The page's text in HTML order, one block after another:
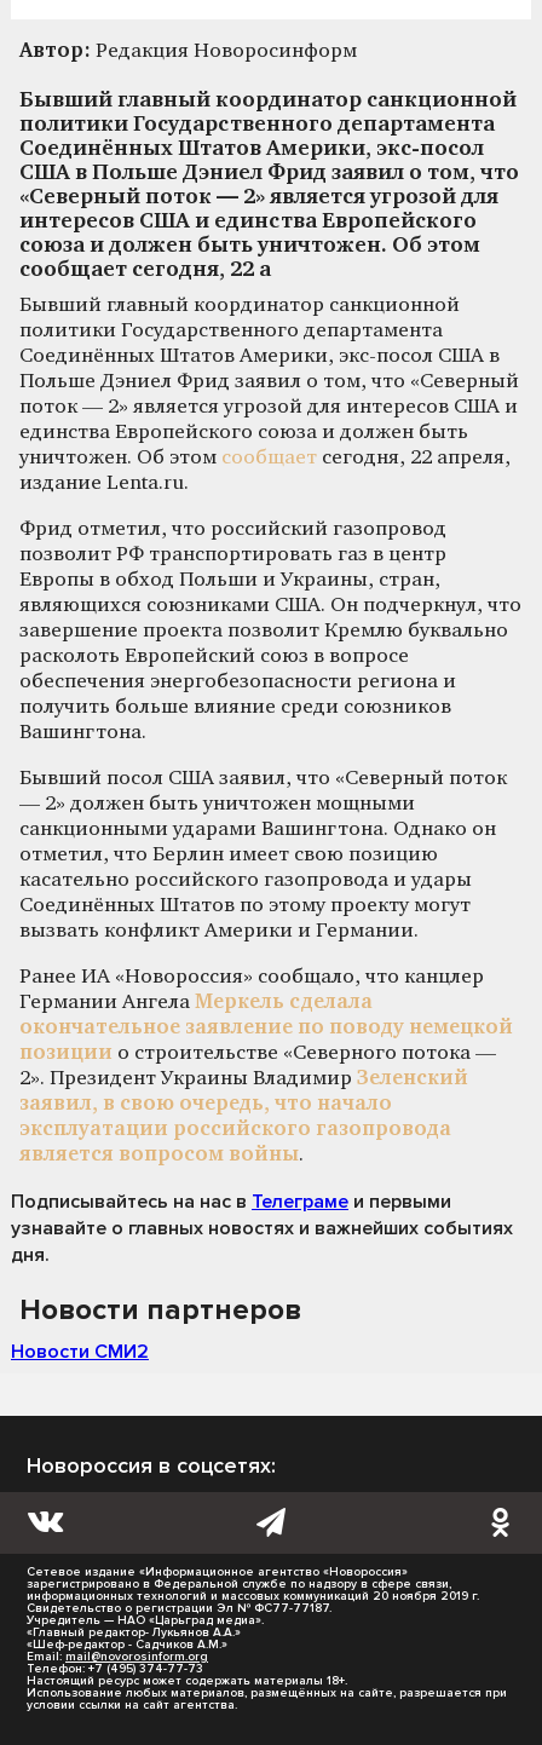
Автор: Редакция Новоросинформ
Бывший главный координатор санкционной
политики Государственного департамента
Соединённых Штатов Америки, экс-посол
США в Польше Дэниел Фрид заявил о том, что
«Северный поток — 2» является угрозой для
интересов США и единства Европейского
союза и должен быть уничтожен. Об этом
сообщает сегодня, 22 а
Бывший главный координатор санкционной
политики Государственного департамента
Соединённых Штатов Америки, экс-посол США в
Польше Дэниел Фрид заявил о том, что «Северный
поток — 2» является угрозой для интересов США и
единства Европейского союза и должен быть
уничтожен. Об этом сообщает сегодня, 22 апреля,
издание Lenta.ru.
Фрид отметил, что российский газопровод
позволит РФ транспортировать газ в центр
Европы в обход Польши и Украины, стран,
являющихся союзниками США. Он подчеркнул, что
завершение проекта позволит Кремлю буквально
расколоть Европейский союз в вопросе
обеспечения энергобезопасности региона и
получить больше влияние среди союзников
Вашингтона.
Бывший посол США заявил, что «Северный поток
— 2» должен быть уничтожен мощными
санкционными ударами Вашингтона. Однако он
отметил, что Берлин имеет свою позицию
касательно российского газопровода и удары
Соединённых Штатов по этому проекту могут
вызвать конфликт Америки и Германии.
Ранее ИА «Новороссия» сообщало, что канцлер
Германии Ангела Меркель сделала
окончательное заявление по поводу немецкой
позиции о строительстве «Северного потока —
2». Президент Украины Владимир Зеленский
заявил, в свою очередь, что начало
эксплуатации российского газопровода
является вопросом войны.
Подписывайтесь на нас в Телеграме и первыми
узнавайте о главных новостях и важнейших событиях
дня.
Новости партнеров
Новости СМИ2
Новороссия в соцсетях:
Сетевое издание «Информационное агентство «Новороссия»
зарегистрировано в Федеральной службе по надзору в сфере связи,
информационных технологий и массовых коммуникаций 20 ноября 2019 г.
Свидетельство о регистрации Эл № ФС77-77187.
Учредитель — НАО «Царьград медиа».
«Главный редактор- Лукьянов А.А.»
«Шеф-редактор - Садчиков А.М.»
Email: mail@novorosinform.org
Телефон: +7 (495) 374-77-73
Настоящий ресурс может содержать материалы 18+.
Использование любых материалов, размещённых на сайте, разрешается при
условии ссылки на сайт агентства.